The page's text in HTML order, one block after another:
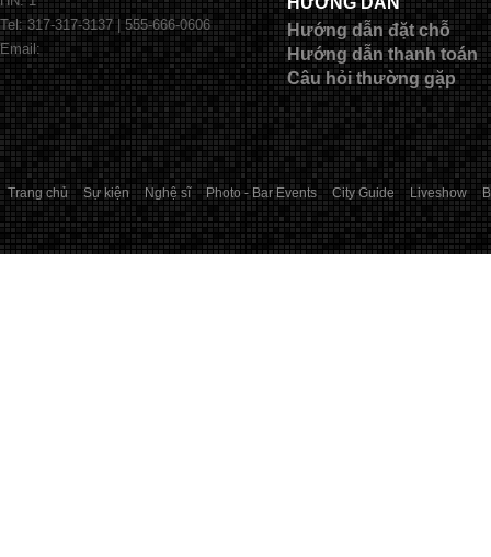
Tel: 317-317-3137 | 555-666-0606
Email:
Hướng dẫn đặt chỗ
Hướng dẫn thanh toán
Câu hỏi thường gặp
Trang chủ Sự kiện Nghệ sĩ Photo - Bar Events City Guide Liveshow